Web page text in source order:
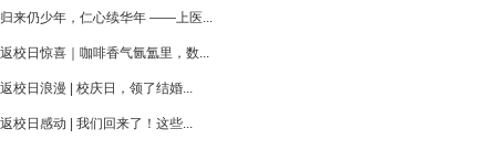
归来仍少年，仁心续华年 ——上医...
返校日惊喜｜咖啡香气氤氲里，数...
返校日浪漫 | 校庆日，领了结婚...
返校日感动 | 我们回来了！这些...